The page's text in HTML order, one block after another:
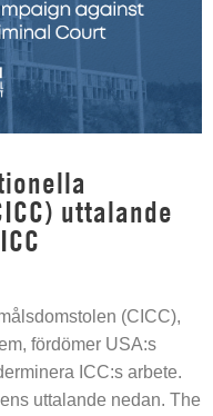
uttalande
(CICC),
fördömer USA:s
ICC:s arbete.
uttalande nedan. The